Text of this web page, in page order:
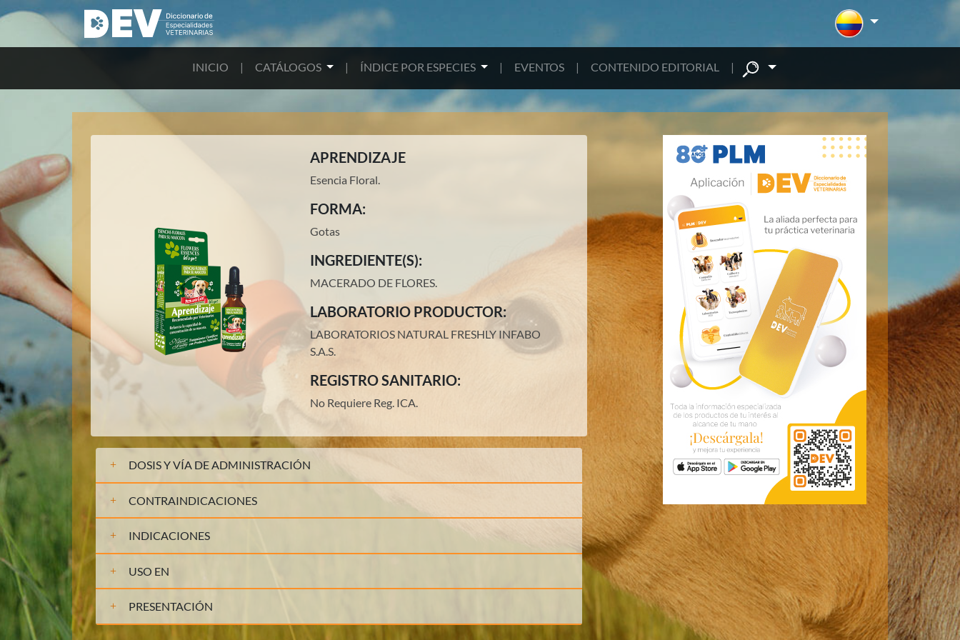
INICIO | CATÁLOGOS | ÍNDICE POR ESPECIES | EVENTOS | CONTENIDO EDITORIAL |
APRENDIZAJE
Esencia Floral.
FORMA:
Gotas
INGREDIENTE(S):
MACERADO DE FLORES.
LABORATORIO PRODUCTOR:
LABORATORIOS NATURAL FRESHLY INFABO
S.A.S.
REGISTRO SANITARIO:
No Requiere Reg. ICA.
DOSIS Y VÍA DE ADMINISTRACIÓN
CONTRAINDICACIONES
INDICACIONES
USO EN
PRESENTACIÓN